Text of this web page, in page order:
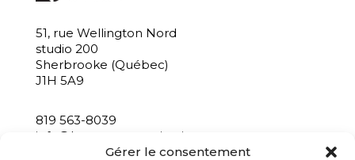
Gérer le consentement
51, rue Wellington Nord
studio 200
Sherbrooke (Québec)
J1H 5A9
819 563-8039
info@bastacommunication.ca